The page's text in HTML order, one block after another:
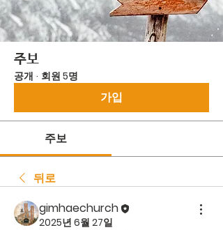
주보
공개 · 회원 5명
가입
주보
뒤로
gimhaechurch
2025년 6월 27일